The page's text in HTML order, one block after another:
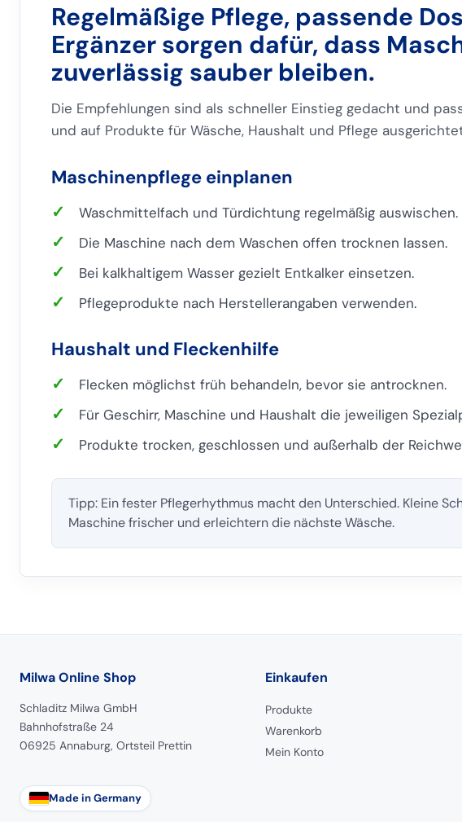
Regelmäßige Pflege, passende
Ergänzer sorgen dafür, dass
zuverlässig sauber bleiben.
Die Empfehlungen sind als schneller Einstieg gedacht und
und auf Produkte für Wäsche, Haushalt und Pflege
Maschinenpflege einplanen
Waschmittelfach und Türdichtung regelmäßig auswischen.
Die Maschine nach dem Waschen offen trocknen lassen.
Bei kalkhaltigem Wasser gezielt Entkalker einsetzen.
Pflegeprodukte nach Herstellerangaben verwenden.
Haushalt und Fleckenhilfe
Flecken möglichst früh behandeln, bevor sie antrocknen.
Für Geschirr, Maschine und Haushalt die jeweiligen
Produkte trocken, geschlossen und außerhalb der
Tipp: Ein fester Pflegerhythmus macht den Unterschied. Kleine
Maschine frischer und erleichtern die nächste Wäsche.
Milwa Online Shop
Schladitz Milwa GmbH
Bahnhofstraße 24
06925 Annaburg, Ortsteil Prettin
Made in Germany
Einkaufen
Produkte
Warenkorb
Mein Konto